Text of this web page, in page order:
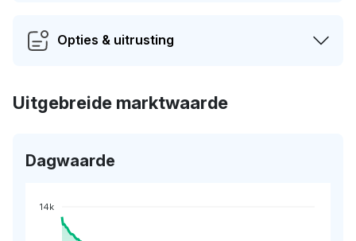
Opties & uitrusting
Uitgebreide marktwaarde
Dagwaarde
14k